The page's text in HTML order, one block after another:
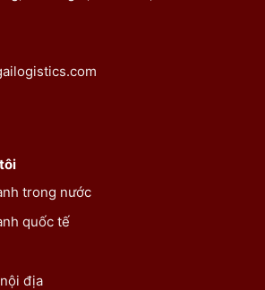
trong nước
quốc tế
địa